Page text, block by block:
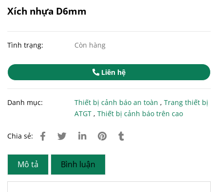
Xích nhựa D6mm
Tình trạng: Còn hàng
Liên hệ
Danh mục: Thiết bị cảnh báo an toàn ,Trang thiết bị
ATGT ,Thiết bị cảnh báo trên cao
Chia sẻ:
Mô tả Bình luận